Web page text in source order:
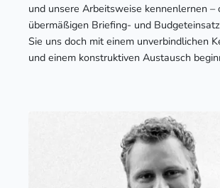
und unsere Arbeitsweise kennenlernen –
übermäßigen Briefing- und
Sie uns doch mit einem unverbindlichen
und einem konstruktiven Austausch